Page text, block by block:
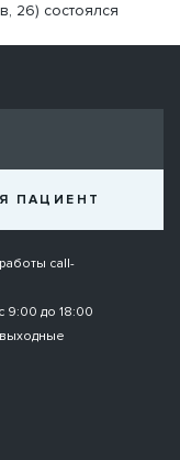
26) состоялся
Я ПАЦИЕНТ
call-
9:00 до 18:00